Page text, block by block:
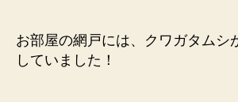
お部屋の網戸には、クワガタムシ
していました！